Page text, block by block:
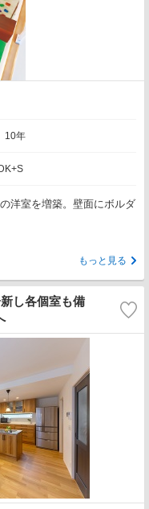
10年
洋室を増築。壁面にボルダ
もっと見る
し各個室も備